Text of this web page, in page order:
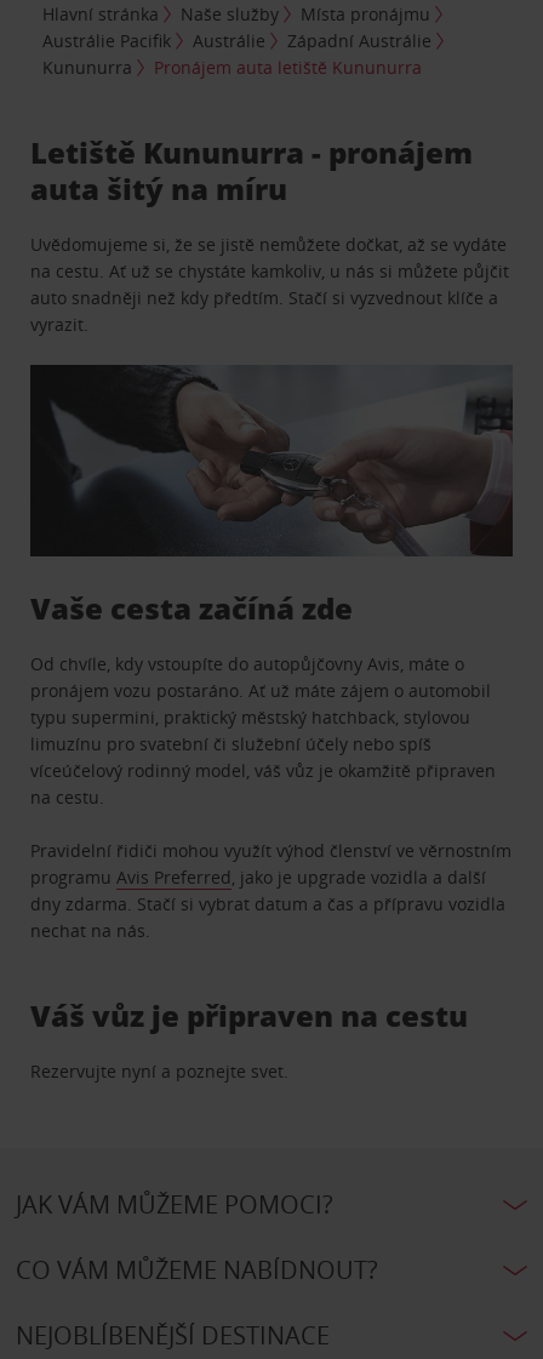
Hlavní stránka Naše služby
Místa pronájmu
Austrálie Pacifik
Austrálie
Západní Austrálie
Kununurra
Pronájem auta letiště Kununurra
Letiště Kununurra - pronájem
auta šitý na míru
Uvědomujeme si, že se jistě nemůžete dočkat, až se vydáte
na cestu. Ať už se chystáte kamkoliv, u nás si můžete půjčit
auto snadněji než kdy předtím. Stačí si vyzvednout klíče a
vyrazit.
Vaše cesta začíná zde
Od chvíle, kdy vstoupíte do autopůjčovny Avis, máte o
pronájem vozu postaráno. Ať už máte zájem o automobil
typu supermini, praktický městský hatchback, stylovou
limuzínu pro svatební či služební účely nebo spíš
víceúčelový rodinný model, váš vůz je okamžitě připraven
na cestu.
Pravidelní řidiči mohou využít výhod členství ve věrnostním
programuAvis Preferred, jako je upgrade vozidla a další
dny zdarma. Stačí si vybrat datum a čas a přípravu vozidla
nechat na nás.
Váš vůz je připraven na cestu
Rezervujte nyní a poznejte svet.
JAK VÁM MŮŽEME POMOCI?
CO VÁM MŮŽEME NABÍDNOUT?
NEJOBLÍBENĚJŠÍ DESTINACE